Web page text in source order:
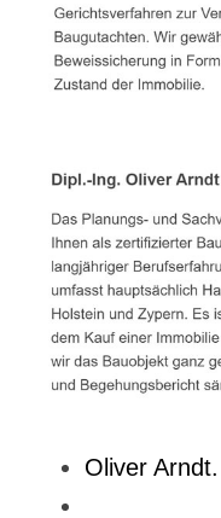
Oliver Arndt.